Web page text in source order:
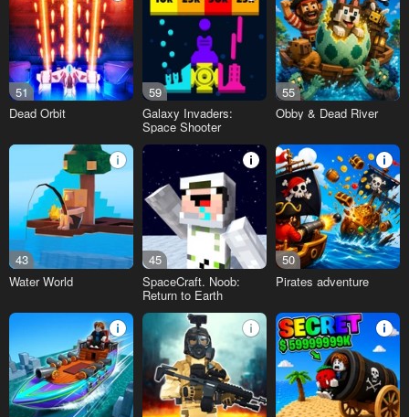
51
Dead Orbit
59
Galaxy Invaders:
Space Shooter
55
Obby & Dead River
43
Water World
45
SpaceCraft. Noob:
Return to Earth
50
Pirates adventure